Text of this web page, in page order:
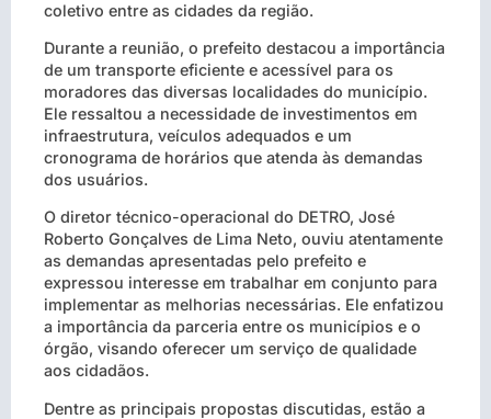
coletivo entre as cidades da região.
Durante a reunião, o prefeito destacou a importância
de um transporte eficiente e acessível para os
moradores das diversas localidades do município.
Ele ressaltou a necessidade de investimentos em
infraestrutura, veículos adequados e um
cronograma de horários que atenda às demandas
dos usuários.
O diretor técnico-operacional do DETRO, José
Roberto Gonçalves de Lima Neto, ouviu atentamente
as demandas apresentadas pelo prefeito e
expressou interesse em trabalhar em conjunto para
implementar as melhorias necessárias. Ele enfatizou
a importância da parceria entre os municípios e o
órgão, visando oferecer um serviço de qualidade
aos cidadãos.
Dentre as principais propostas discutidas, estão a